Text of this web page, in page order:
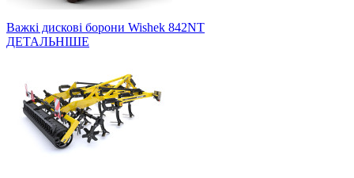
Важкі дискові борони Wishek 842NT
ДЕТАЛЬНІШЕ